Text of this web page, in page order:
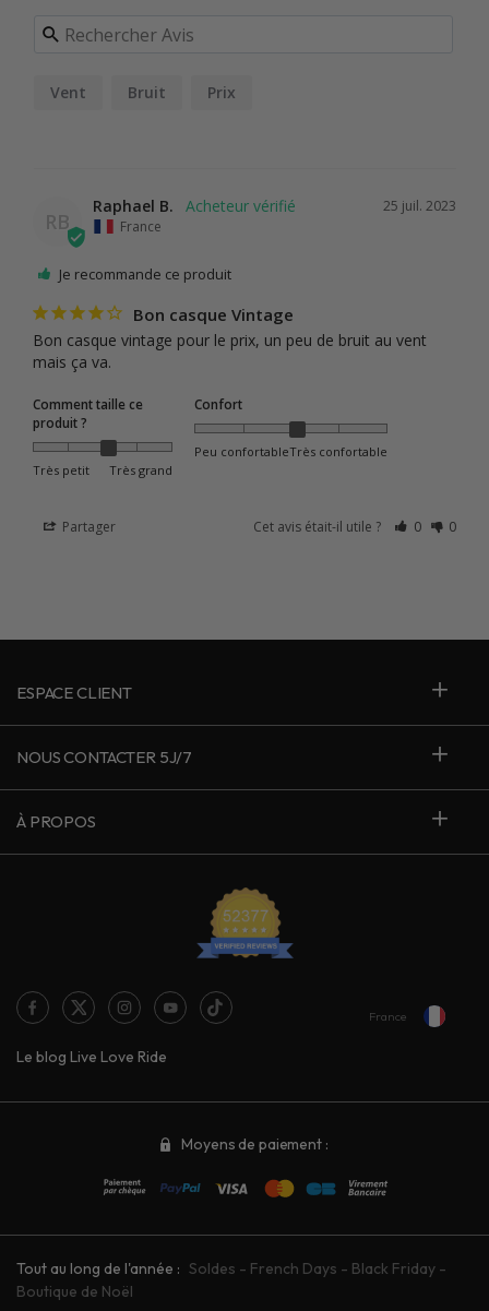
Vent Bruit Prix
RB
25 juil. 2023
Raphael B.
France
Je recommande ce produit
Bon casque Vintage
Bon casque vintage pour le prix, un peu de bruit au vent
mais ça va.
Comment taille ce
produit ?
Très petit Très grand
Confort
Peu confortableTrès confortable
Partager Cet avis était-il utile ? 0 0
ESPACE CLIENT
NOUS CONTACTER 5J/7
À PROPOS
Le blog Live Love Ride
France
Moyens de paiement :
Tout au long de l'année : Soldes - French Days - Black Friday -
Boutique de Noël